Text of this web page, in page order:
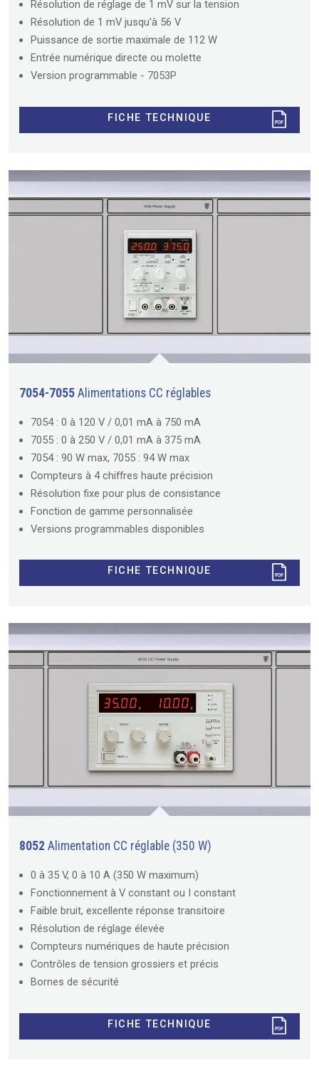
Résolution de réglage de 1 mV sur la tension
Résolution de 1 mV jusqu'à 56 V
Puissance de sortie maximale de 112 W
Entrée numérique directe ou molette
Version programmable - 7053P
FICHE TECHNIQUE
7054-7055 Alimentations CC réglables
7054 : 0 à 120 V / 0,01 mA à 750 mA
7055 : 0 à 250 V / 0,01 mA à 375 mA
7054 : 90 W max, 7055 : 94 W max
Compteurs à 4 chiffres haute précision
Résolution fixe pour plus de consistance
Fonction de gamme personnalisée
Versions programmables disponibles
FICHE TECHNIQUE
8052 Alimentation CC réglable (350 W)
0 à 35 V, 0 à 10 A (350 W maximum)
Fonctionnement à V constant ou I constant
Faible bruit, excellente réponse transitoire
Résolution de réglage élevée
Compteurs numériques de haute précision
Contrôles de tension grossiers et précis
Bornes de sécurité
FICHE TECHNIQUE